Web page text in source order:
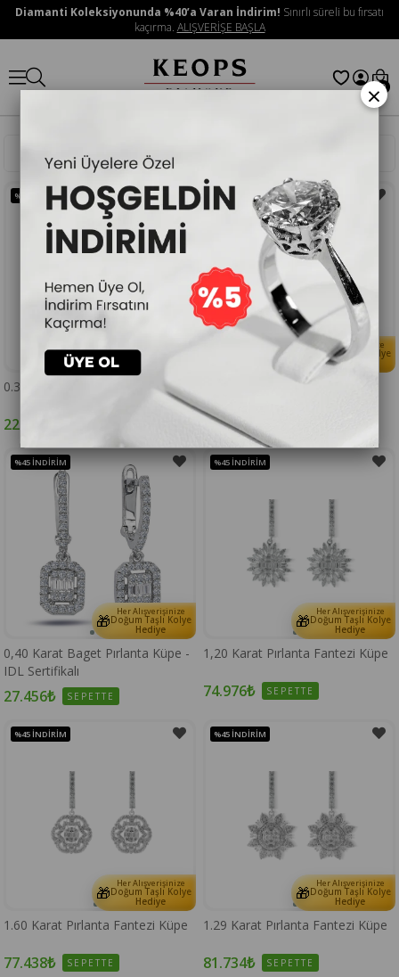
Diamanti Koleksiyonunda %40’a Varan İndirim! Sınırlı süreli bu fırsatı
kaçırma. ALIŞVERİŞE BAŞLA
0
Sıralama
🎁Doğum Taşlı Kolye
0.36 Karat Pırlanta Fantezi Küpe
22.176₺
%45 İNDIRIM
Her Alışverişinize
Doğum Taşlı Kolye
Hediye
0.42 Karat Baget Pırlanta Küpe
25.724₺
%45 İNDIRIM
🎁 Her Alışverişinize
Doğum Taşlı Kolye
Hediye
0,40 Karat Baget Pırlanta Küpe -
IDL Sertifikalı
27.456₺ SEPETTE
%45 İNDIRIM
🎁 Her Alışverişinize
Doğum Taşlı Kolye
Hediye
1,20 Karat Pırlanta Fantezi Küpe
74.976₺ SEPETTE
%45 İNDIRIM
🎁 Her Alışverişinize
Doğum Taşlı Kolye
Hediye
1.60 Karat Pırlanta Fantezi Küpe
77.438₺ SEPETTE
%45 İNDIRIM
🎁 Her Alışverişinize
Doğum Taşlı Kolye
Hediye
1.29 Karat Pırlanta Fantezi Küpe
81.734₺ SEPETTE
%45 İNDIRIM
×